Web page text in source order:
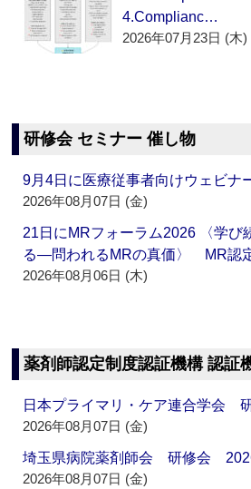
4.Complianc…
2026年07月23日 (木)
研修会 セミナー 催し物
9月4日に医療従事者向けウェビ
2026年08月07日 (金)
21日にMRフォーラム2026 〈学び
る―問われるMRの真価〉 MR認
2026年08月06日 (木)
薬剤師認定制度認証機構 認証
日本プライマリ・ケア連合学会
2026年08月07日 (金)
埼玉県病院薬剤師会 研修会
2026年08月07日 (金)